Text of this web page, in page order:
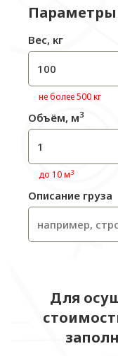
Параметры
Вес, кг
не более 500 кг
Объём, м3
до 10 м3
Описание груза
Для